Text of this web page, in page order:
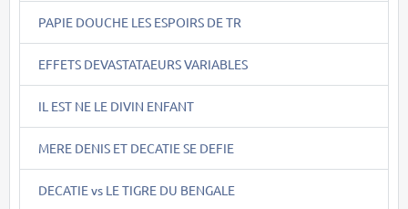
PAPIE DOUCHE LES ESPOIRS DE TR
EFFETS DEVASTATAEURS VARIABLES
IL EST NE LE DIVIN ENFANT
MERE DENIS ET DECATIE SE DEFIE
DECATIE vs LE TIGRE DU BENGALE